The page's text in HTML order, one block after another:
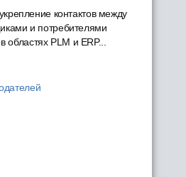
контактов между
и потребителями
PLM и ERP...